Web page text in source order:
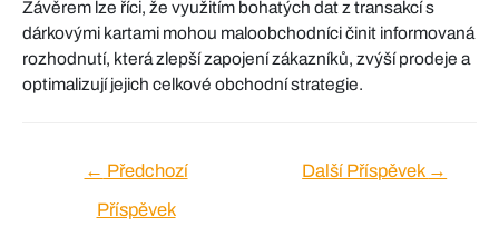
Závěrem lze říci, že využitím bohatých dat z transakcí s
dárkovými kartami mohou maloobchodníci činit informovaná
rozhodnutí, která zlepší zapojení zákazníků, zvýší prodeje a
optimalizují jejich celkové obchodní strategie.
Navigace
příspěvek
← Předchozí
Příspěvek
Další Příspěvek →